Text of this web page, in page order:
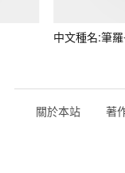
中文種名:筆
關於本站 著